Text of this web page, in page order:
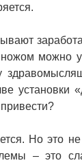
ножом можно
установки
Но это не
– это